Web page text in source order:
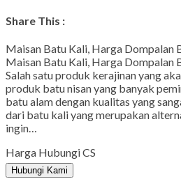
Share This :
Facebook
Twitter
WhatsApp
LinkedIn